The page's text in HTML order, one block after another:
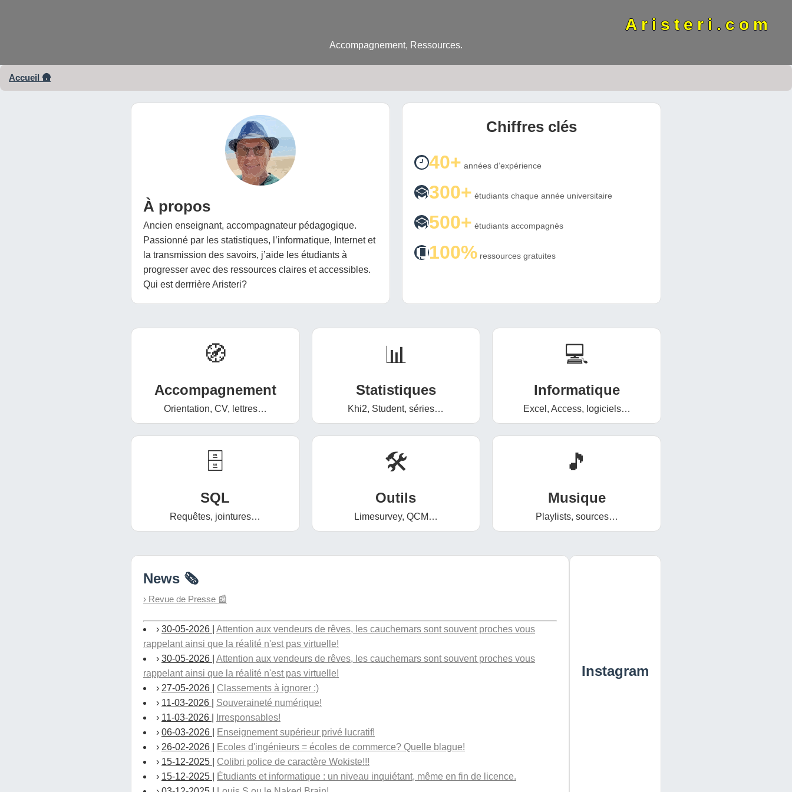
Aristeri.com
Accompagnement, Ressources.
Accueil 🛖
À propos
Ancien enseignant, accompagnateur pédagogique.
Passionné par les statistiques, l’informatique, Internet et
la transmission des savoirs, j’aide les étudiants à
progresser avec des ressources claires et accessibles.
Qui est derrrière Aristeri?
Chiffres clés
40+ années d’expérience
300+ étudiants chaque année universitaire
500+ étudiants accompagnés
100% ressources gratuites
🧭
Accompagnement
Orientation, CV, lettres…
📊
Statistiques
Khi2, Student, séries…
💻
Informatique
Excel, Access, logiciels…
🗄️
SQL
Requêtes, jointures…
🛠️
Outils
Limesurvey, QCM…
🎵
Musique
Playlists, sources…
News 🗞️
› Revue de Presse 📰
› 30-05-2026
Attention aux vendeurs de rêves, les cauchemars sont souvent proches vous
rappelant ainsi que la réalité n'est pas virtuelle!
› 30-05-2026
Attention aux vendeurs de rêves, les cauchemars sont souvent proches vous
rappelant ainsi que la réalité n'est pas virtuelle!
› 27-05-2026
Classements à ignorer :)
› 11-03-2026
Souveraineté numérique!
› 11-03-2026
Irresponsables!
› 06-03-2026
Enseignement supérieur privé lucratif!
› 26-02-2026
Ecoles d'ingénieurs = écoles de commerce? Quelle blague!
› 15-12-2025
Colibri police de caractère Wokiste!!!
› 15-12-2025
Étudiants et informatique : un niveau inquiétant, même en fin de licence.
Instagram